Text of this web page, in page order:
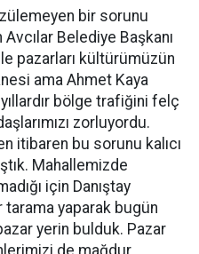
bir sorunu
Belediye Başkanı
pazarları kültürümüzün
ama Ahmet Kaya
bölge trafiğini felç
zorluyordu.
itibaren bu sorunu kalıcı
Mahallemizde
için Danıştay
tarama yaparak bugün
pazar yerin bulduk. Pazar